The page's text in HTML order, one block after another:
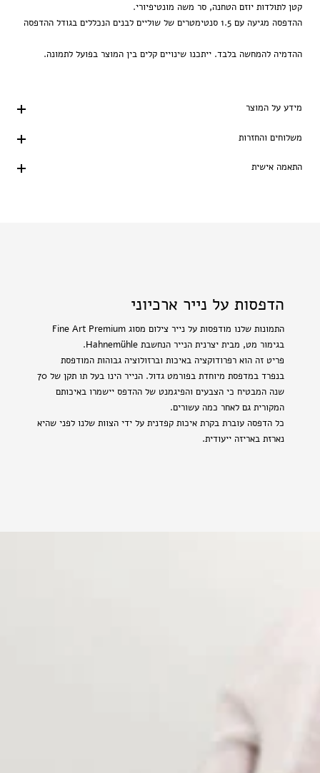
קטן לתולדות יוזם הטחנה, סר משה מונטיפיורי.
ההדפסה מגיעה עם 1.5 סנטימטרים של שוליים לבנים הנכללים בגודל ההדפסה
ההדמיה להמחשה בלבד. ייתכנו שינויים קלים בין המוצר בפועל לתמונה.
מידע על המוצר
משלוחים והחזרות
התאמה אישית
הדפסות על נייר ארכיוני
התמונות שלנו מודפסות על נייר צילום מסוג Fine Art Premium
בגימור מט, מבית יצרנית הנייר הנחשבת Hahnemühle.
פריט זה הוא רפרודוקציה באיכות וברזולוציה גבוהות המודפסת
בנפרד במדפסת מיוחדת בפורמט גדול. הנייר הינו בעל תו תקן של 70
שנה המבטיח כי הצבעים והפיגמנט של ההדפס יישמרו באיכותם
המקורית גם לאחר כמה עשורים.
כל הדפסה עוברת בקרת איכות קפדנית על ידי הצוות שלנו לפני שהיא
נארזת באריזה ייעודית.